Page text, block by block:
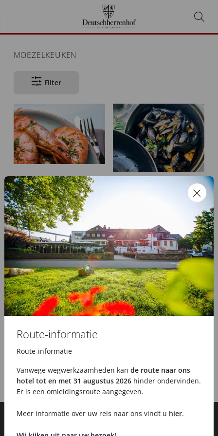
MOEZELKEUKEN
Filter
Garnelenavond
35,50 €
Route-informatie
Route-informatie
Vanwege wegwerkzaamheden kan de route naar ons
hotel tot en met 31 augustus 2026hinder ondervinden.
Er is een omleidingsroute aangegeven.
Meer informatie over uw reis naar ons vindt u hier.